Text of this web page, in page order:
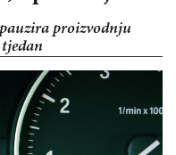
proizvodnju